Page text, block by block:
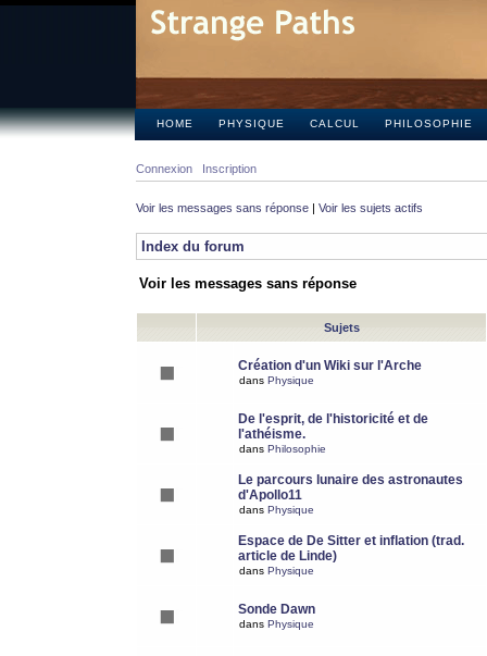
HOME PHYSIQUE CALCUL PHILOSOPHIE
Connexion Inscription
Voir les messages sans réponse | Voir les sujets actifs
Index du forum
Voir les messages sans réponse
Sujets
Création d'un Wiki sur l'Arche
dans Physique
De l'esprit, de l'historicité et de
l'athéisme.
dans Philosophie
Le parcours lunaire des astronautes
d'Apollo11
dans Physique
Espace de De Sitter et inflation (trad.
article de Linde)
dans Physique
Sonde Dawn
dans Physique